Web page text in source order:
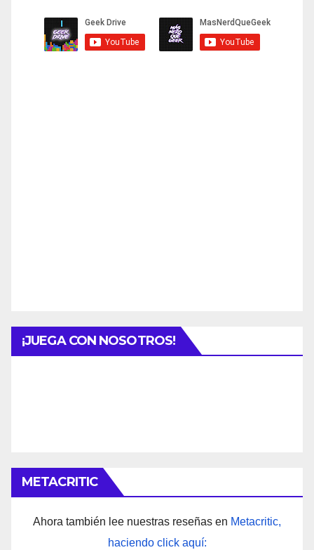
¡JUEGA CON NOSOTROS!
METACRITIC
Ahora también lee nuestras reseñas en Metacritic,
haciendo click aquí: